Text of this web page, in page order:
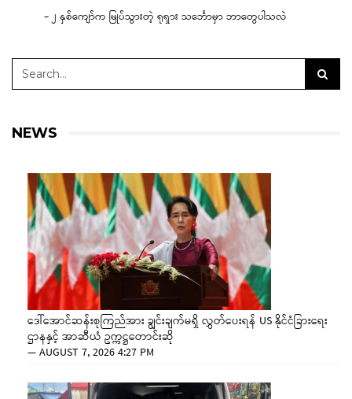
– ၂ နှစ်ကျော်က မြုပ်သွားတဲ့ ရုရှား သင်္ဘောမှာ ဘာတွေပါသလဲ
NEWS
ဒေါ်အောင်ဆန်းစုကြည်အား ချွင်းချက်မရှိ လွှတ်ပေးရန် US နိုင်ငံခြားရေး
ဌာနနှင့် အာဆီယံ ဥက္ကဋ္ဌတောင်းဆို
—AUGUST 7, 2026 4:27 PM